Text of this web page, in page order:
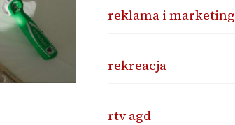
reklama i marketing
rekreacja
rtv agd